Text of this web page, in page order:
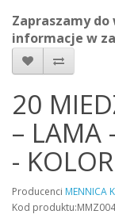
Zapraszamy do
informacje w
20
– LAMA
-
Producenci MENNICA
Kod